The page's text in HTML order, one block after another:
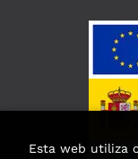
Esta web utiliza